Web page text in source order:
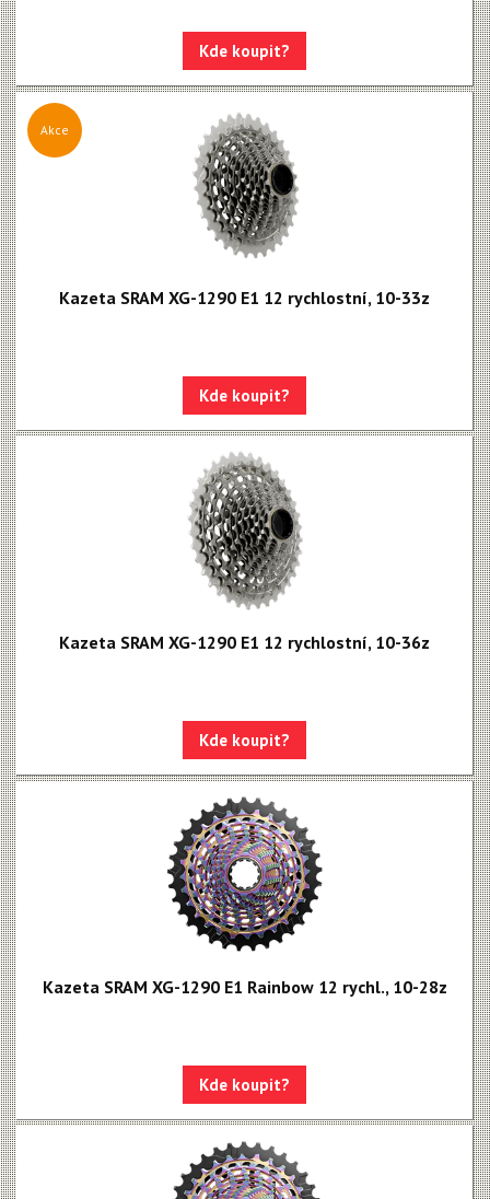
Kde koupit?
Akce
Kazeta SRAM XG-1290 E1 12 rychlostní, 10-33z
Kde koupit?
Kazeta SRAM XG-1290 E1 12 rychlostní, 10-36z
Kde koupit?
Kazeta SRAM XG-1290 E1 Rainbow 12 rychl., 10-28z
Kde koupit?